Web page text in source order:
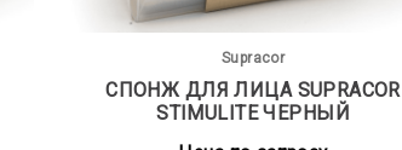
Supracor
СПОНЖ ДЛЯ ЛИЦА SUPRACOR
STIMULITE ЧЕРНЫЙ